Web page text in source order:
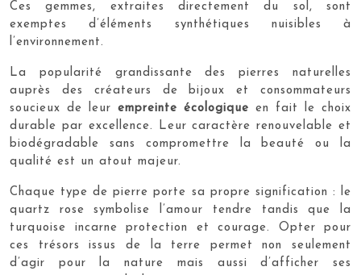
Ces gemmes, extraites directement du sol, sont
exemptes d’éléments synthétiques nuisibles à
l’environnement.
La popularité grandissante des pierres naturelles
auprès des créateurs de bijoux et consommateurs
soucieux de leur empreinte écologique en fait le choix
durable par excellence. Leur caractère renouvelable et
biodégradable sans compromettre la beauté ou la
qualité est un atout majeur.
Chaque type de pierre porte sa propre signification : le
quartz rose symbolise l’amour tendre tandis que la
turquoise incarne protection et courage. Opter pour
ces trésors issus de la terre permet non seulement
d’agir pour la nature mais aussi d’afficher ses